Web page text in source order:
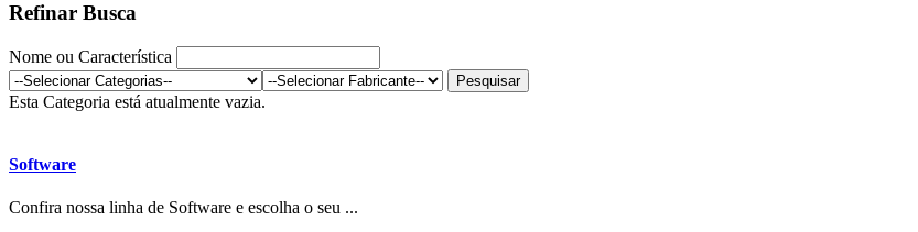
Refinar Busca
Nome ou Característica
Esta Categoria está atualmente vazia.
Software
Confira nossa linha de Software e escolha o seu ...